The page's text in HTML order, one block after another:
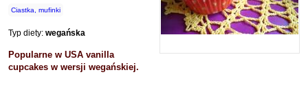
Ciastka, mufinki
Typ diety: wegańska
Popularne w USA vanilla
cupcakes w wersji wegańskiej.